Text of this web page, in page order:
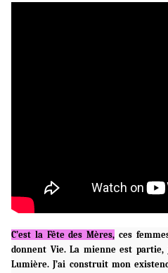
C’est la Fête des Mères, ces
donnent Vie. La mienne est
Lumière. J’ai construit mon